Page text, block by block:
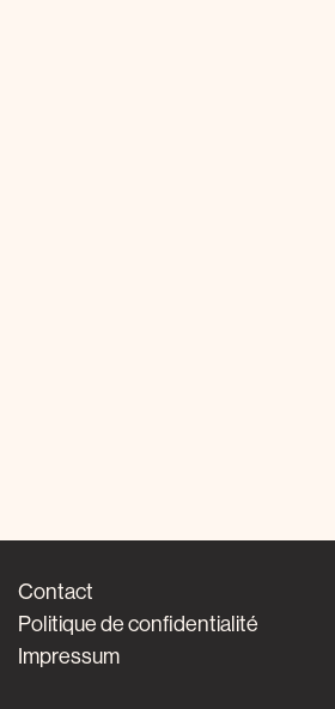
Contact
Politique de confidentialité
Impressum